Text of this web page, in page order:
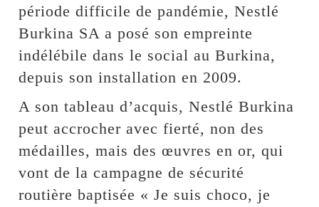
période difficile de pandémie, Nestlé
Burkina SA a posé son empreinte
indélébile dans le social au Burkina,
depuis son installation en 2009.
A son tableau d’acquis, Nestlé Burkina
peut accrocher avec fierté, non des
médailles, mais des œuvres en or, qui
vont de la campagne de sécurité
routière baptisée « Je suis choco, je